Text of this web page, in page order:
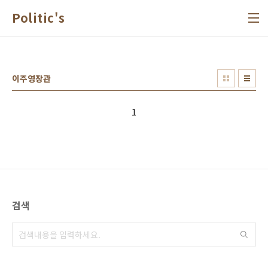
Politic's
이주영장관
1
검색